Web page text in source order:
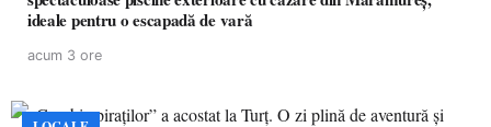
ideale pentru o escapadă de vară
acum 3 ore